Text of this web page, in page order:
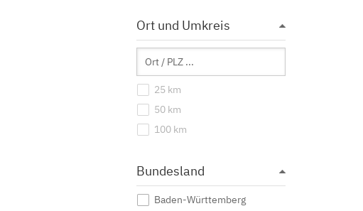
Industrial Management
International Business
International Management
Katastrophenmanagement
Management
Marketing
Nachhaltigkeitsmanagement
Ökonomie
Projektmanagement
Ort und Umkreis
25 km
50 km
100 km
Bundesland
Baden-Württemberg